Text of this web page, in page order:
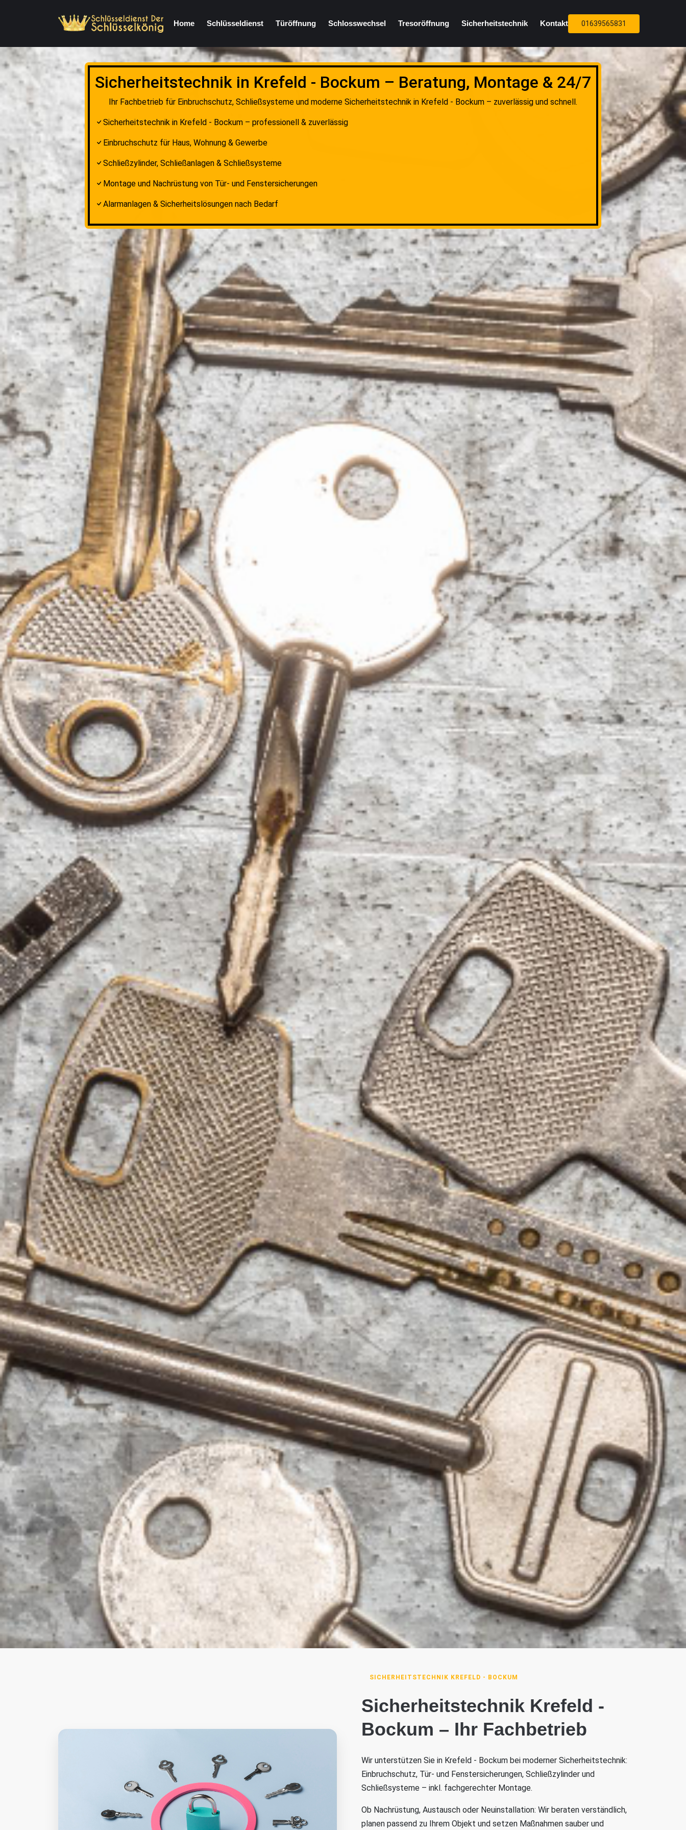
Home Schlüsseldienst Türöffnung Schlosswechsel Tresoröffnung Sicherheitstechnik Kontakt 01639565831
Sicherheitstechnik in Krefeld - Bockum – Beratung, Montage & 24/7
Ihr Fachbetrieb für Einbruchschutz, Schließsysteme und moderne Sicherheitstechnik in Krefeld - Bockum – zuverlässig und schnell.
Sicherheitstechnik in Krefeld - Bockum – professionell & zuverlässig
Einbruchschutz für Haus, Wohnung & Gewerbe
Schließzylinder, Schließanlagen & Schließsysteme
Montage und Nachrüstung von Tür- und Fenstersicherungen
Alarmanlagen & Sicherheitslösungen nach Bedarf
SICHERHEITSTECHNIK KREFELD - BOCKUM
Sicherheitstechnik Krefeld -
Bockum – Ihr Fachbetrieb
Wir unterstützen Sie in Krefeld - Bockum bei moderner Sicherheitstechnik:
Einbruchschutz, Tür- und Fenstersicherungen, Schließzylinder und
Schließsysteme – inkl. fachgerechter Montage.
Ob Nachrüstung, Austausch oder Neuinstallation: Wir beraten verständlich,
planen passend zu Ihrem Objekt und setzen Maßnahmen sauber und